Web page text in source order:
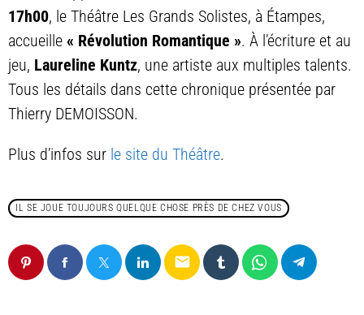
17h00, le Théâtre Les Grands Solistes, à Étampes,
accueille « Révolution Romantique ». À l’écriture et au
jeu, Laureline Kuntz, une artiste aux multiples talents.
Tous les détails dans cette chronique présentée par
Thierry DEMOISSON.
Plus d’infos sur le site du Théâtre.
IL SE JOUE TOUJOURS QUELQUE CHOSE PRÈS DE CHEZ VOUS
email